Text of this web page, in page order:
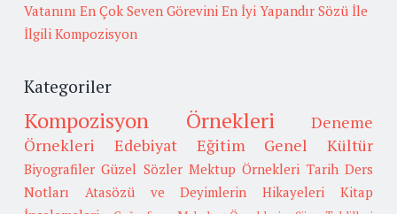
Vatanını En Çok Seven Görevini En İyi Yapandır Sözü İle
İlgili Kompozisyon
Kategoriler
Kompozisyon Örnekleri
Deneme
Örnekleri
Edebiyat Eğitim Genel Kültür
Biyografiler Güzel Sözler Mektup Örnekleri Tarih Ders
Notları
Atasözü ve Deyimlerin Hikayeleri
Kitap